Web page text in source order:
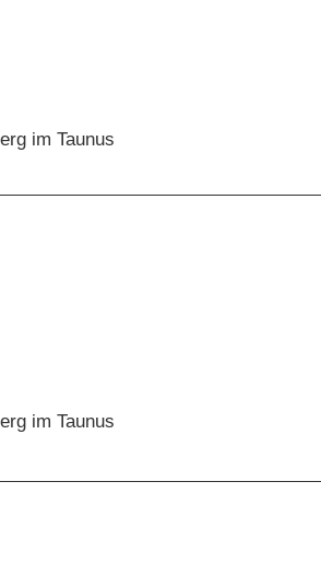
im Taunus
im Taunus